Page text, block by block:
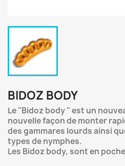
BIDOZ BODY
Le "Bidoz body " est un
nouvelle façon de monter
des gammares lourds ainsi
types de nymphes.
Les Bidoz body, sont en